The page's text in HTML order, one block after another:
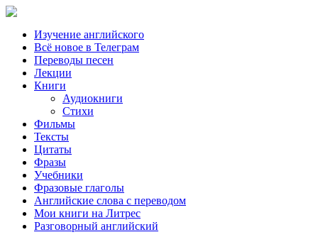
Изучение английского
Всё новое в Телеграм
Переводы песен
Лекции
Книги
Аудиокниги
Стихи
Фильмы
Тексты
Цитаты
Фразы
Учебники
Фразовые глаголы
Английские слова с переводом
Мои книги на Литрес
Разговорный английский